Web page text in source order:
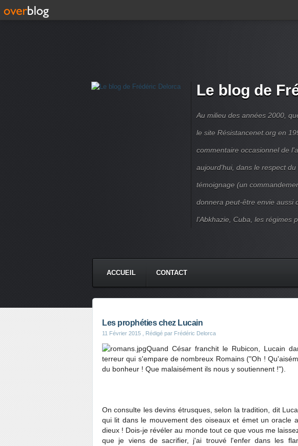
Le blog de
Au milieu des années 2000,
le site Résistancenet.org en
commentaire occasionnel de
aujourd'hui, dans le respect
témoignage (un
donnera peut-être envie aussi
l'Abkhazie, Cuba, les régimes
ACCUEIL CONTACT
Les prophéties chez Lucain
11 Février 2015 , Rédigé par Frédéric Delorca
Quand César franchit le Rubicon, Lucain
terreur qui s'empare de nombreux Romains ("Oh !
du bonheur ! Que malaisément ils nous y soutiennent !").
On consulte les devins étrusques, selon la tradition, dit
qui lit dans le mouvement des oiseaux et émet un oracle
dieux ! Dois-je révéler au monde tout ce que vous me
que je viens de sacrifier, j'ai trouvé l'enfer dans les